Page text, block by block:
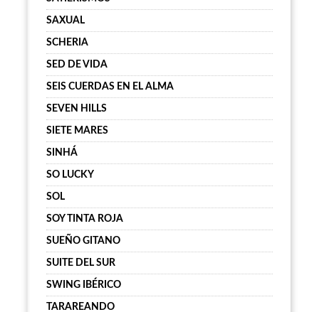
SAXUAL
SCHERIA
SED DE VIDA
SEIS CUERDAS EN EL ALMA
SEVEN HILLS
SIETE MARES
SINHÁ
SO LUCKY
SOL
SOY TINTA ROJA
SUEÑO GITANO
SUITE DEL SUR
SWING IBÉRICO
TARAREANDO